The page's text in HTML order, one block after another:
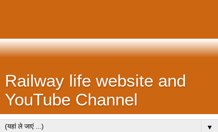
Railway life website and
YouTube Channel
▼